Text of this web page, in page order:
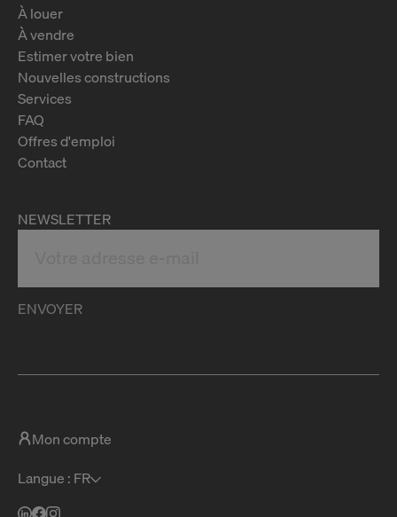
À louer
À vendre
Estimer votre bien
Nouvelles constructions
Services
FAQ
Offres d'emploi
Contact
NEWSLETTER
ENVOYER
Mon compte
Langue : FR